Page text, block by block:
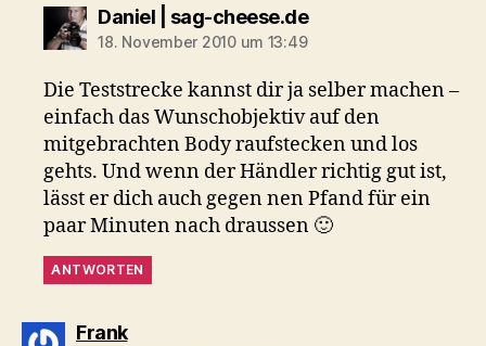
Daniel | sag-cheese.desagt:
18. November 2010 um 13:49
Die Teststrecke kannst dir ja selber machen –
einfach das Wunschobjektiv auf den
mitgebrachten Body raufstecken und los
gehts. Und wenn der Händler richtig gut ist,
lässt er dich auch gegen nen Pfand für ein
paar Minuten nach draussen 🙂
ANTWORTEN
Franksagt: